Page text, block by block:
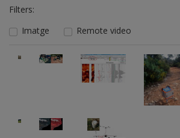
Filters:
Imatge
Remote video
ImatgeImatge Imatge Imatge
ImatgeImatge Imatge